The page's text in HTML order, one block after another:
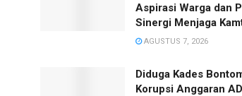
Aspirasi Warga dan
Sinergi Menjaga
AGUSTUS 7, 2026
Diduga Kades
Korupsi Anggaran